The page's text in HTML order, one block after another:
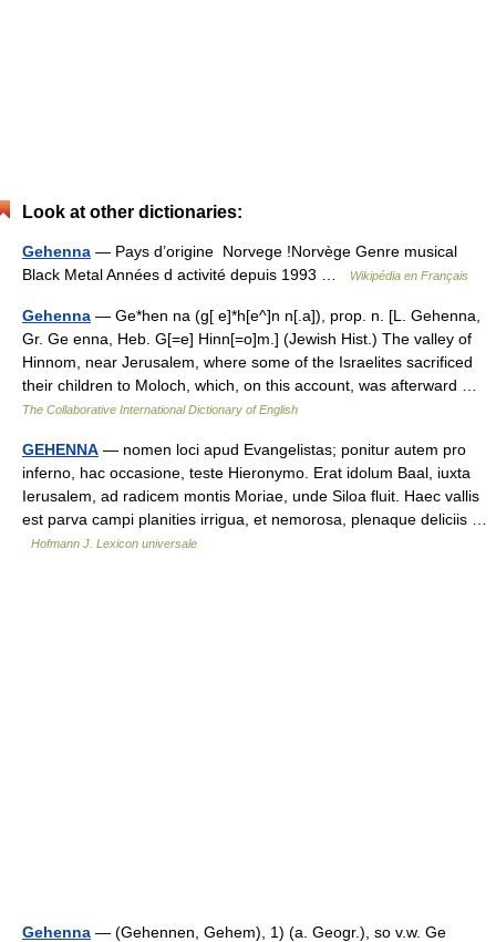
Look at other dictionaries:
Gehenna — Pays d’origine Norvege !Norvège Genre musical
Black Metal Années d activité depuis 1993 …
Wikipédia en Français
Gehenna — Ge*hen na (g[ e]*h[e^]n n[.a]), prop. n. [L. Gehenna,
Gr. Ge enna, Heb. G[=e] Hinn[=o]m.] (Jewish Hist.) The valley of
Hinnom, near Jerusalem, where some of the Israelites sacrificed
their children to Moloch, which, on this account, was afterward …
The Collaborative International Dictionary of English
GEHENNA — nomen loci apud Evangelistas; ponitur autem pro
inferno, hac occasione, teste Hieronymo. Erat idolum Baal, iuxta
Ierusalem, ad radicem montis Moriae, unde Siloa fluit. Haec vallis
est parva campi planities irrigua, et nemorosa, plenaque deliciis …
Hofmann J. Lexicon universale
Gehenna — (Gehennen, Gehem), 1) (a. Geogr.), so v.w. Ge